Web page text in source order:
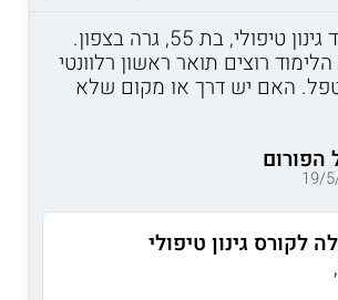
אני רוצה ללמוד גינון טיפולי, בת 55, גרה בצפון.
רוצים תואר ראשון רלוונטי
האם יש דרך או מקום שלא
הפורום
19/
לקורס גינון טיפולי